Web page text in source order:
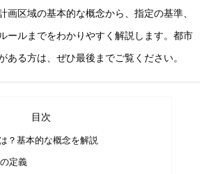
画区域の基本的な概念から、指定の基準、
ールまでをわかりやすく解説します。都市
ある方は、ぜひ最後までご覧ください。
目次
？基本的な概念を解説
定義